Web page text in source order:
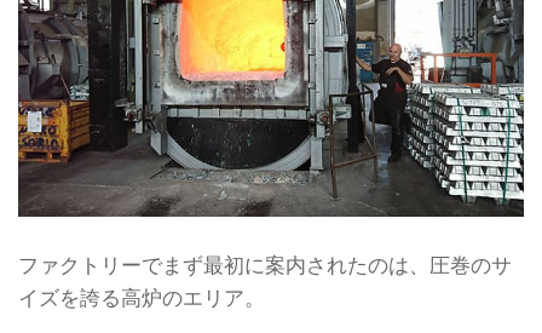
ファクトリーでまず最初に案内されたのは、圧巻のサ
イズを誇る高炉のエリア。